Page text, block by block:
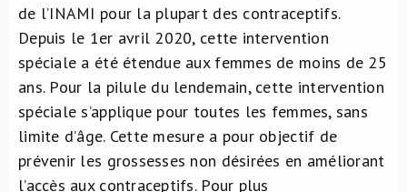
de l’INAMI pour la plupart des contraceptifs.
Depuis le 1er avril 2020, cette intervention
spéciale a été étendue aux femmes de moins de 25
ans. Pour la pilule du lendemain, cette intervention
spéciale s’applique pour toutes les femmes, sans
limite d’âge. Cette mesure a pour objectif de
prévenir les grossesses non désirées en améliorant
l’accès aux contraceptifs. Pour plus